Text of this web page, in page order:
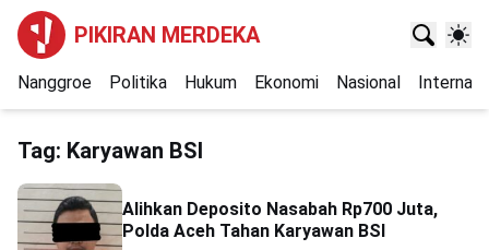
PIKIRAN MERDEKA
Nanggroe Politika Hukum Ekonomi Nasional
Tag: Karyawan BSI
Alihkan Deposito Nasabah Rp700 Juta,
Polda Aceh Tahan Karyawan BSI